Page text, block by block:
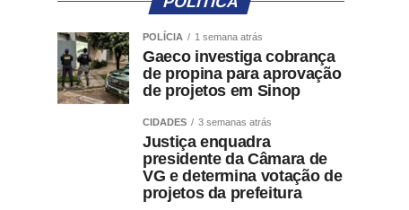
POLÍCIA 1 semana atrás
Gaeco investiga cobrança
de propina para aprovação
de projetos em Sinop
CIDADES 3 semanas atrás
Justiça enquadra
presidente da Câmara de
VG e determina votação de
projetos da prefeitura